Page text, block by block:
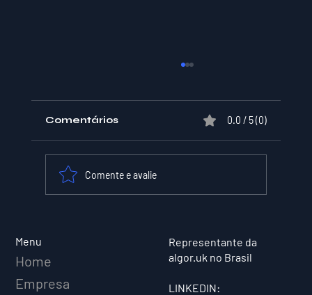
Comentários 0.0 / 5 (0)
Comente e avalie
Menu
Home
Empresa
Representante da
algor.uk no Brasil
LINKEDIN: